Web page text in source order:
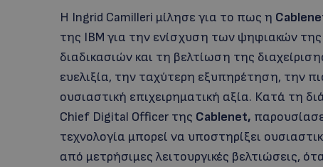
Η Ingrid Camilleri μίλησε για το πως η
της IBM για την ενίσχυση των ψηφιακών
διαδικασιών και τη βελτίωση της
ευελιξία, την ταχύτερη εξυπηρέτηση, την
ουσιαστική επιχειρηματική αξία. Κατά τη
Chief Digital Officer της Cablenet,
τεχνολογία μπορεί να υποστηρίξει
από μετρήσιμες λειτουργικές βελτιώσεις,